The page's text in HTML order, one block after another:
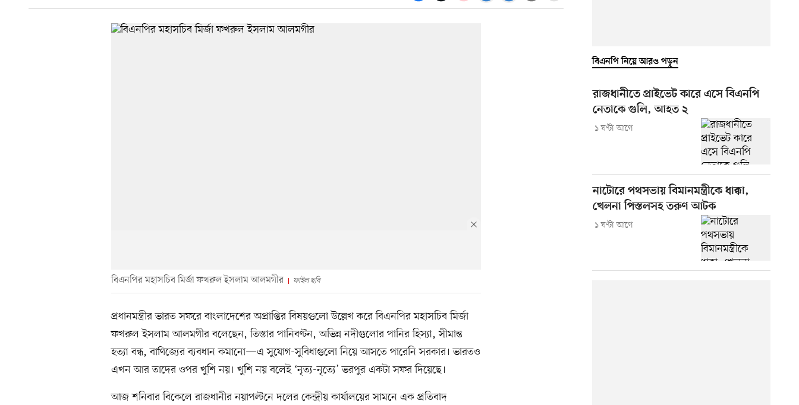
বিএনপির মহাসচিব মির্জা ফখরুল ইসলাম আলমগীর ফাইল ছবি
প্রধানমন্ত্রীর ভারত সফরে বাংলাদেশের অপ্রাপ্তির বিষয়গুলো উল্লেখ করে বিএনপির মহাসচিব মির্জা
ফখরুল ইসলাম আলমগীর বলেছেন, তিস্তার পানিবণ্টন, অভিন্ন নদীগুলোর পানির হিস্যা, সীমান্ত
হত্যা বন্ধ, বাণিজ্যের ব্যবধান কমানো—এ সুযোগ-সুবিধাগুলো নিয়ে আসতে পারেনি সরকার। ভারতও
এখন আর তাদের ওপর খুশি নয়। খুশি নয় বলেই ‘নৃত্য-নৃত্যে’ ভরপুর একটা সফর দিয়েছে।
আজ শনিবার বিকেলে রাজধানীর নয়াপল্টনে দলের কেন্দ্রীয় কার্যালয়ের সামনে এক প্রতিবাদ
বিএনপি নিয়ে আরও পড়ুন
রাজধানীতে প্রাইভেট কারে এসে বিএনপি
নেতাকে গুলি, আহত ২
১ ঘণ্টা আগে
নাটোরে পথসভায় বিমানমন্ত্রীকে ধাক্কা,
খেলনা পিস্তলসহ তরুণ আটক
১ ঘণ্টা আগে